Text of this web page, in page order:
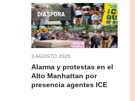
DIASPORA
3 AGOSTO 2026
Alarma y protestas en el
Alto Manhattan por
presencia agentes ICE